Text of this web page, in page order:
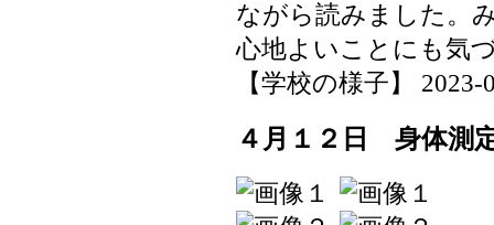
ながら読みました。
心地よいことにも気
【学校の様子】 2023-
４月１２日 身体測